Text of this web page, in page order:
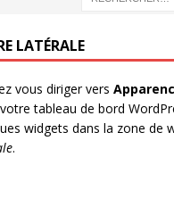
LATÉRALE
vous diriger vers
tableau de bord
widgets dans la zone de
.